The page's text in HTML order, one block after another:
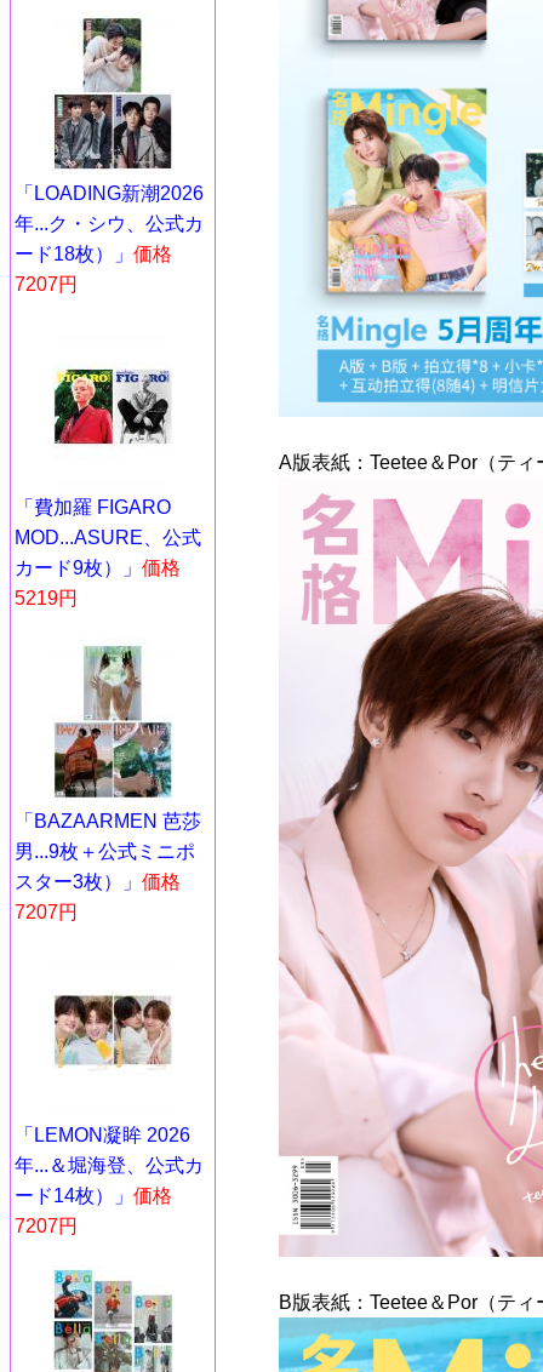
「LOADING新潮2026
年...ク・シウ、公式カ
ード18枚）」 価格
7207円
「費加羅 FIGARO
MOD...ASURE、公式
カード9枚）」 価格
5219円
「BAZAARMEN 芭莎
男...9枚＋公式ミニポ
スター3枚）」 価格
7207円
「LEMON凝眸 2026
年...＆堀海登、公式カ
ード14枚）」 価格
7207円
A版表紙：Teetee＆Por（テ
B版表紙：Teetee＆Por（テ